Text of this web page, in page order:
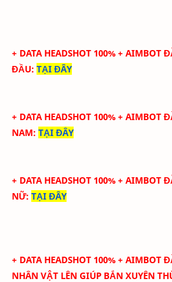
+ DATA HEADSHOT 100% + AIMBOT
ĐẦU: TẠI ĐÂY
+ DATA HEADSHOT 100% + AIMBOT
NAM: TẠI ĐÂY
+ DATA HEADSHOT 100% + AIMBOT
NỮ: TẠI ĐÂY
+ DATA HEADSHOT 100% + AIMBOT
NHÂN VẬT LÊN GIÚP BẮN XUYÊN